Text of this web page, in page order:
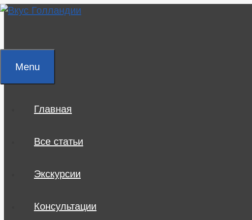
Skip
Menu
Главная
Все статьи
Экскурсии
Консультации